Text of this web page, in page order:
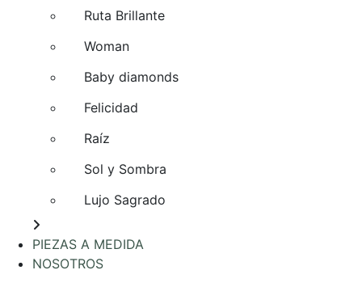
Ruta Brillante
Woman
Baby diamonds
Felicidad
Raíz
Sol y Sombra
Lujo Sagrado
PIEZAS A MEDIDA
NOSOTROS